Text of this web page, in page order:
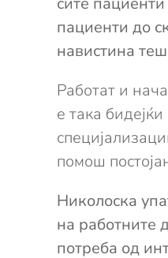
пациенти до
навистина
Работат и
е така
помош
Николоска
на работните
потреба од